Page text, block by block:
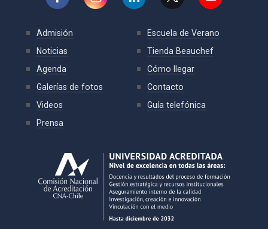
Admisión
Noticias
Agenda
Galerías de fotos
Videos
Prensa
Escuela de Verano
Tienda Beauchef
Cómo llegar
Contacto
Guía telefónica